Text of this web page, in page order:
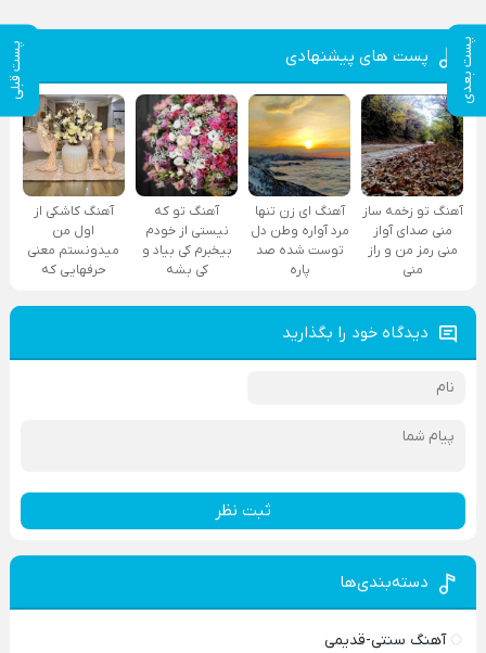
پست بعدی پست قبلی پست های پیشنهادی
آهنگ تو زخمه ساز
منی صدای آواز
منی رمز من و راز
منی
آهنگ ای زن تنها
مرد آواره وطن دل
توست شده صد
پاره
آهنگ تو که
نیستی از خودم
بیخبرم کی بیاد و
کی بشه
آهنگ کاشکی از
اول من
میدونستم معنی
حرفهایی که
دیدگاه خود را بگذارید
ثبت نظر
دسته‌بندی‌ها
آهنگ سنتی-قدیمی